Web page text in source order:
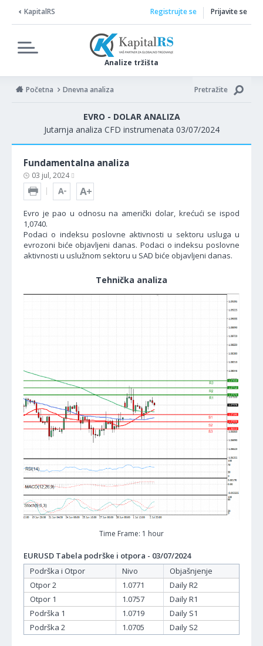
KapitalRS
Analize tržišta
Registrujte se Prijavite se
Početna Dnevna analiza Pretražite
EVRO - DOLAR ANALIZA
Jutarnja analiza CFD instrumenata 03/07/2024
Fundamentalna analiza
03 jul, 2024
Evro je pao u odnosu na američki dolar, krećući se ispod
1,0740.
Podaci o indeksu poslovne aktivnosti u sektoru usluga u
evrozoni biće objavljeni danas. Podaci o indeksu poslovne
aktivnosti u uslužnom sektoru u SAD biće objavljeni danas.
Tehnička analiza
Time Frame: 1 hour
EURUSD Tabela podrške i otpora - 03/07/2024
Podrška i Otpor
Nivo
Objašnjenje
Otpor 2
1.0771
Daily R2
Otpor 1
1.0757
Daily R1
Podrška 1
1.0719
Daily S1
Podrška 2
1.0705 Daily S2